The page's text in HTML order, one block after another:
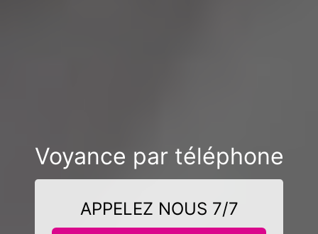
Voyance par téléphone
APPELEZ NOUS 7/7